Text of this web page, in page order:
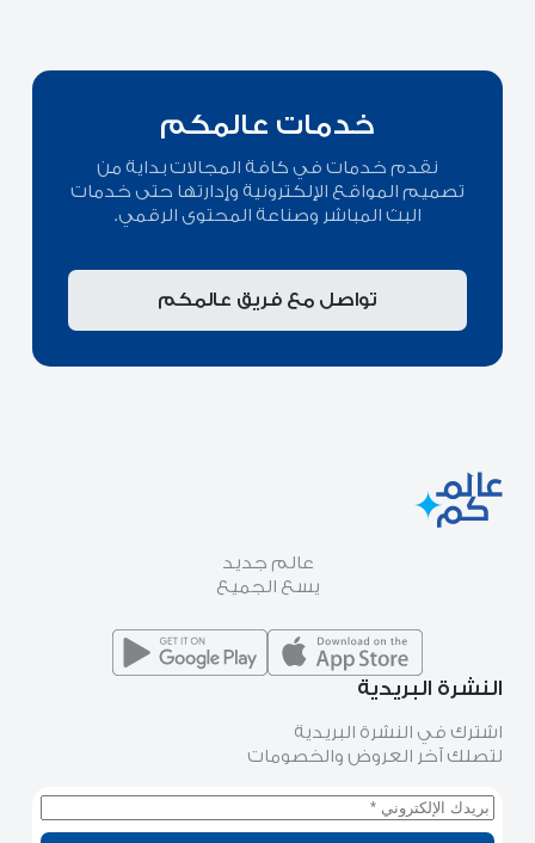
خدمات عالمكم
نقدم خدمات في كافة المجالات بداية من
تصميم المواقع الإلكترونية وإدارتها حتى خدمات
البث المباشر وصناعة المحتوى الرقمي.
تواصل مع فريق عالمكم
عالم جديد
يسع الجميع
النشرة البريدية
اشترك في النشرة البريدية
لتصلك آخر العروض والخصومات